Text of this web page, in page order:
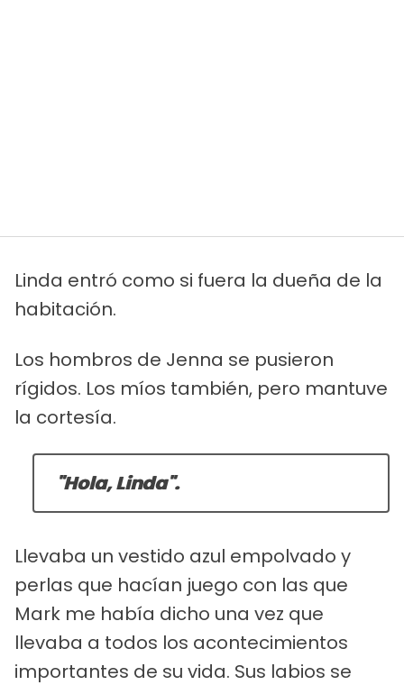
Linda entró como si fuera la dueña de la
habitación.
Los hombros de Jenna se pusieron
rígidos. Los míos también, pero mantuve
la cortesía.
"Hola, Linda".
Llevaba un vestido azul empolvado y
perlas que hacían juego con las que
Mark me había dicho una vez que
llevaba a todos los acontecimientos
importantes de su vida. Sus labios se